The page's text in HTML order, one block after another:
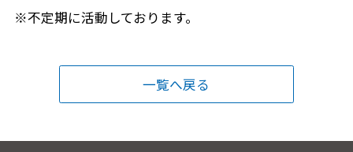
※不定期に活動しております。
一覧へ戻る